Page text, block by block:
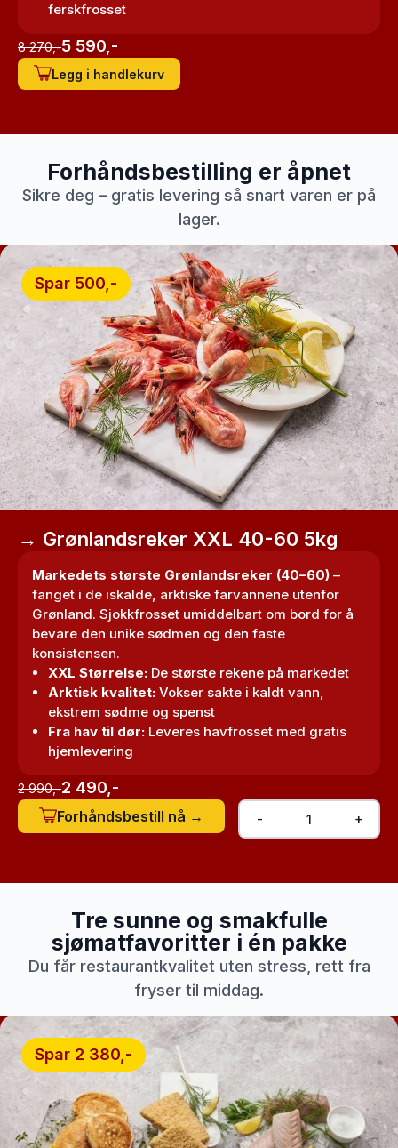
ferskfrosset
8 270,-5 590,-
Legg i handlekurv
Forhåndsbestilling er åpnet
Sikre deg – gratis levering så snart varen er på
lager.
→ Grønlandsreker XXL 40-60 5kg
Markedets største Grønlandsreker (40–60) –
fanget i de iskalde, arktiske farvannene utenfor
Grønland. Sjokkfrosset umiddelbart om bord for å
bevare den unike sødmen og den faste
konsistensen.
XXL Størrelse: De største rekene på markedet
Arktisk kvalitet: Vokser sakte i kaldt vann,
ekstrem sødme og spenst
Fra hav til dør: Leveres havfrosset med gratis
hjemlevering
2 990,-2 490,-
- +
Spar 500,-
Tre sunne og smakfulle
sjømatfavoritter i én pakke
Du får restaurantkvalitet uten stress, rett fra
fryser til middag.
Spar 2 380,-